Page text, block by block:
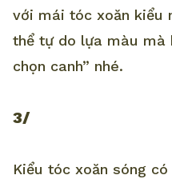
với mái tóc xoăn kiểu
thể tự do lựa màu mà
chọn canh” nhé.
3/
Kiểu tóc xoăn sóng